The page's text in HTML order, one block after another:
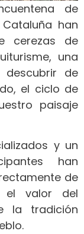
de
han
cerezas de
una
descubrir de
el ciclo de
paisaje
y un
han
de
el valor del
la tradición